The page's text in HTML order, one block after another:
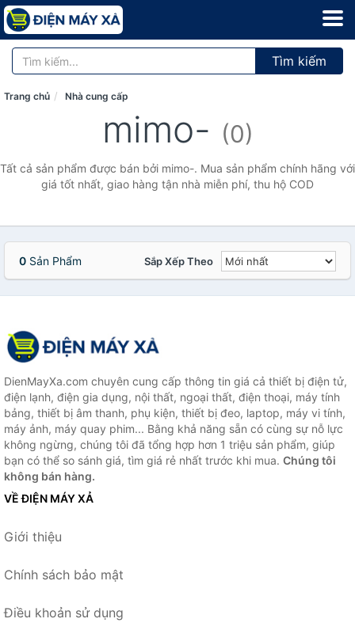
Tìm kiếm
Trang chủ Nhà cung cấp
mimo- (0)
Tất cả sản phẩm được bán bởi mimo-. Mua sản phẩm chính hãng với
giá tốt nhất, giao hàng tận nhà miễn phí, thu hộ COD
0 Sản Phẩm Sắp Xếp Theo
DienMayXa.com chuyên cung cấp thông tin giá cả thiết bị điện tử,
điện lạnh, điện gia dụng, nội thất, ngoại thất, điện thoại, máy tính
bảng, thiết bị âm thanh, phụ kiện, thiết bị đeo, laptop, máy vi tính,
máy ảnh, máy quay phim... Bằng khả năng sẵn có cùng sự nỗ lực
không ngừng, chúng tôi đã tổng hợp hơn 1 triệu sản phẩm, giúp
bạn có thể so sánh giá, tìm giá rẻ nhất trước khi mua. Chúng tôi
không bán hàng.
VỀ ĐIỆN MÁY XẢ
Giới thiệu
Chính sách bảo mật
Điều khoản sử dụng